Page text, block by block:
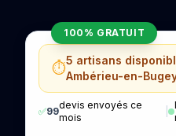
100% GRATUIT
⏱️5 artisans
Ambérieu-en-
✅99
devis envoyés ce
mois
|